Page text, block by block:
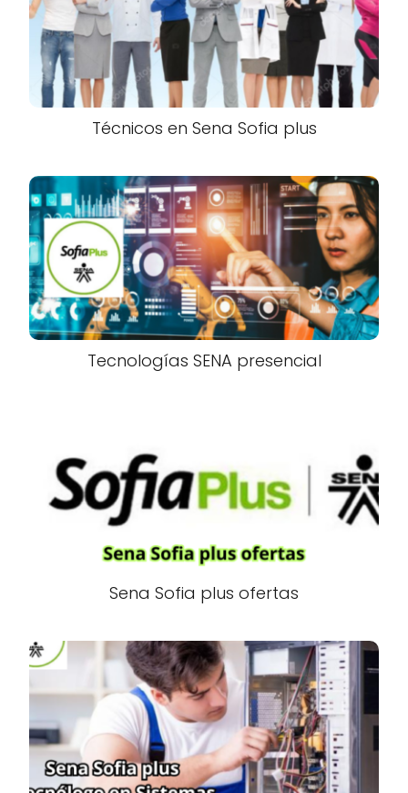
Técnicos en Sena Sofia plus
Tecnologías SENA presencial
Sena Sofia plus ofertas